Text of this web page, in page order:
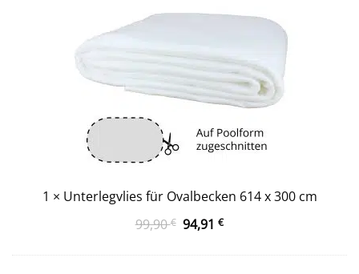
1 × Unterlegvlies für Ovalbecken 614 x 300 cm
99,90€ Ursprünglicher
94,91€Aktueller